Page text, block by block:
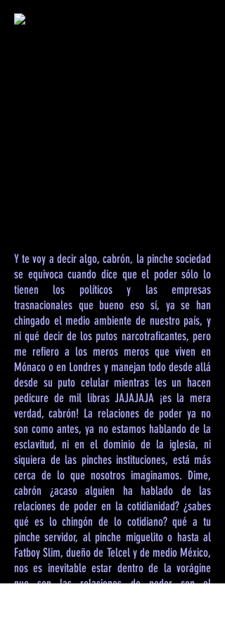
Y te voy a decir algo, cabrón, la pinche sociedad
se equivoca cuando dice que el poder sólo lo
tienen los políticos y las empresas
trasnacionales que bueno eso sí, ya se han
chingado el medio ambiente de nuestro país, y
ni qué decir de los putos narcotraficantes, pero
me refiero a los meros meros que viven en
Mónaco o en Londres y manejan todo desde allá
desde su puto celular mientras les un hacen
pedicure de mil libras JAJAJAJA ¡es la mera
verdad, cabrón! La relaciones de poder ya no
son como antes, ya no estamos hablando de la
esclavitud, ni en el dominio de la iglesia, ni
siquiera de las pinches instituciones, está más
cerca de lo que nosotros imaginamos. Dime,
cabrón ¿acaso alguien ha hablado de las
relaciones de poder en la cotidianidad? ¿sabes
qué es lo chingón de lo cotidiano? qué a tu
pinche servidor, al pinche miguelito o hasta al
Fatboy Slim, dueño de Telcel y de medio México,
nos es inevitable estar dentro de la vorágine
que son las relaciones de poder con el